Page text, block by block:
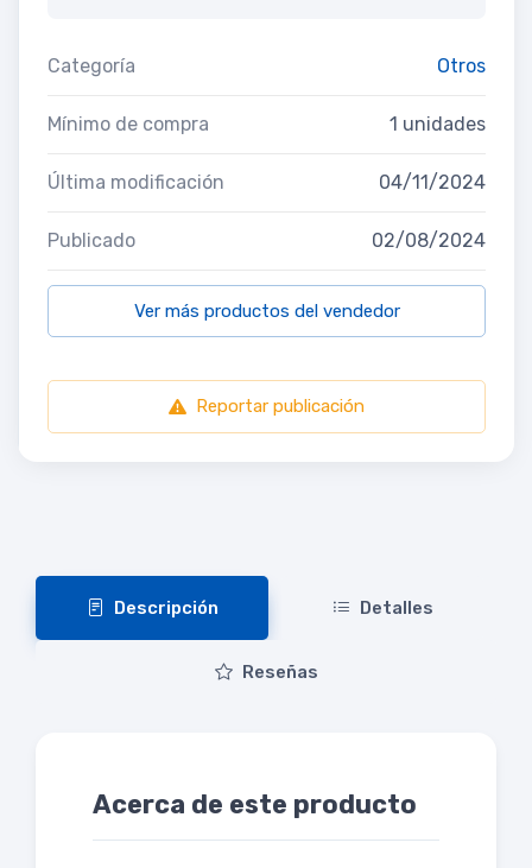
Categoría Otros
Mínimo de compra 1 unidades
Última modificación 04/11/2024
Publicado 02/08/2024
Ver más productos del vendedor
Reportar publicación
Descripción Detalles
Reseñas
Acerca de este producto